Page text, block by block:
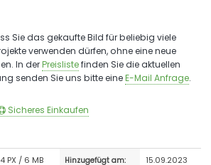
Sie das gekaufte Bild für beliebig viele
verwenden dürfen, ohne eine neue
In derPreislistefinden Sie die aktuellen
senden Sie uns bitte eineE-Mail Anfrage.
Sicheres Einkaufen
PX / 6 MB Hinzugefügt am: 15.09.2023